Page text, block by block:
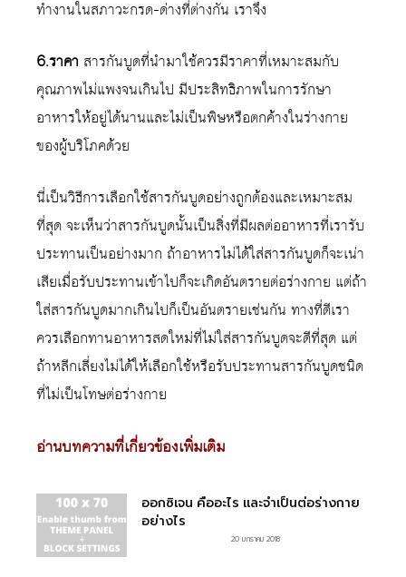
ทำงานในสภาวะกรด-ด่างที่ต่างกัน เราจึง
6.ราคา สารกันบูดที่นำมาใช้ควรมีราคาที่เหมาะสมกับ
คุณภาพไม่แพงจนเกินไป มีประสิทธิภาพในการรักษา
อาหารให้อยู่ได้นานและไม่เป็นพิษหรือตกค้างในร่างกาย
ของผู้บริโภคด้วย
นี่เป็นวิธีการเลือกใช้สารกันบูดอย่างถูกต้องและเหมาะสม
ที่สุด จะเห็นว่าสารกันบูดนั้นเป็นสิ่งที่มีผลต่ออาหารที่เรารับ
ประทานเป็นอย่างมาก ถ้าอาหารไม่ได้ใส่สารกันบูดก็จะเน่า
เสียเมื่อรับประทานเข้าไปก็จะเกิดอันตรายต่อร่างกาย แต่ถ้า
ใส่สารกันบูดมากเกินไปก็เป็นอันตรายเช่นกัน ทางที่ดีเรา
ควรเลือกทานอาหารสดใหม่ที่ไม่ใส่สารกันบูดจะดีที่สุด แต่
ถ้าหลีกเลี่ยงไม่ได้ให้เลือกใช้หรือรับประทานสารกันบูดชนิด
ที่ไม่เป็นโทษต่อร่างกาย
อ่านบทความที่เกี่ยวข้องเพิ่มเติม
ออกซิเจน คืออะไร และจำเป็นต่อร่างกาย
อย่างไร
20 มกราคม 2018